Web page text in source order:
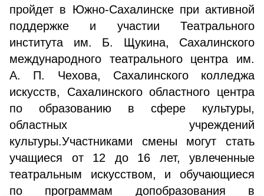
пройдет в Южно-Сахалинске при активной
поддержке и участии Театрального
института им. Б. Щукина, Сахалинского
международного театрального центра им.
А. П. Чехова, Сахалинского колледжа
искусств, Сахалинского областного центра
по образованию в сфере культуры,
областных учреждений
культуры.Участниками смены могут стать
учащиеся от 12 до 16 лет, увлеченные
театральным искусством, и обучающиеся
по программам допобразования в